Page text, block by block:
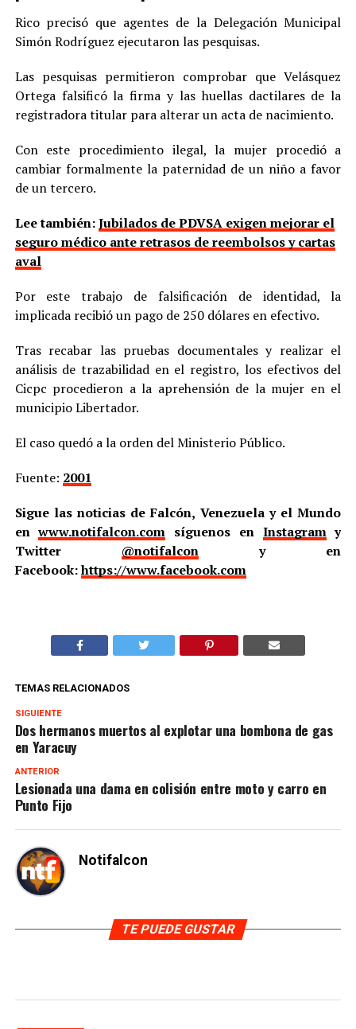
Rico precisó que agentes de la Delegación Municipal
Simón Rodríguez ejecutaron las pesquisas.
Las pesquisas permitieron comprobar que Velásquez
Ortega falsificó la firma y las huellas dactilares de la
registradora titular para alterar un acta de nacimiento.
Con este procedimiento ilegal, la mujer procedió a
cambiar formalmente la paternidad de un niño a favor
de un tercero.
Lee también:Jubilados de PDVSA exigen mejorar el
seguro médico ante retrasos de reembolsos y cartas
aval
Por este trabajo de falsificación de identidad, la
implicada recibió un pago de 250 dólares en efectivo.
Tras recabar las pruebas documentales y realizar el
análisis de trazabilidad en el registro, los efectivos del
Cicpc procedieron a la aprehensión de la mujer en el
municipio Libertador.
El caso quedó a la orden del Ministerio Público.
Fuente: 2001
Sigue las noticias de Falcón, Venezuela y el Mundo
enwww.notifalcon.com síguenos en Instagramy
Twitter @notifalcony en
Facebook:https://www.facebook.com
TEMAS RELACIONADOS
SIGUIENTE
Dos hermanos muertos al explotar una bombona de gas
en Yaracuy
ANTERIOR
Lesionada una dama en colisión entre moto y carro en
Punto Fijo
Notifalcon
TE PUEDE GUSTAR